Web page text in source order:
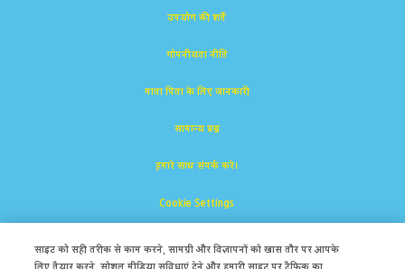
उपयोग की शर्तें
गोपनीयता नीति
माता पिता के लिए जानकारी
सामान्य प्रश्न
हमारे साथ संपर्क करे।
Cookie Settings
साइट को सही तरीक से काम करने, सामग्री और विज्ञापनों को खास तौर पर आपके